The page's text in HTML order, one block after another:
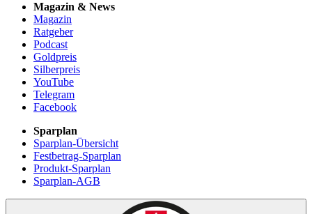
Magazin & News
Magazin
Ratgeber
Podcast
Goldpreis
Silberpreis
YouTube
Telegram
Facebook
Sparplan
Sparplan-Übersicht
Festbetrag-Sparplan
Produkt-Sparplan
Sparplan-AGB